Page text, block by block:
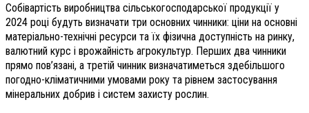
Собівартість виробництва сільськогосподарської продукції у
2024 році будуть визначати три основних чинники: ціни на основні
матеріально-технічні ресурси та їх фізична доступність на ринку,
валютний курс і врожайність агрокультур. Перших два чинники
прямо пов’язані, а третій чинник визначатиметься здебільшого
погодно-кліматичними умовами року та рівнем застосування
мінеральних добрив і систем захисту рослин.